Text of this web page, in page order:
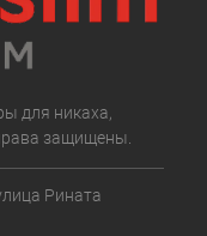
для никаха,
защищены.
Рината